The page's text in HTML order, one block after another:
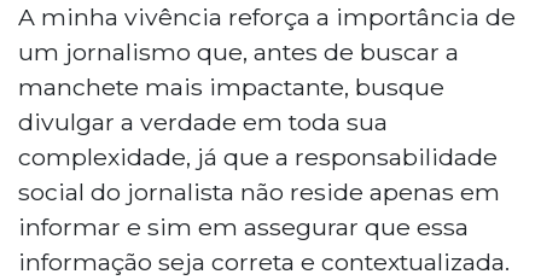
A minha vivência reforça a importância de
um jornalismo que, antes de buscar a
manchete mais impactante, busque
divulgar a verdade em toda sua
complexidade, já que a responsabilidade
social do jornalista não reside apenas em
informar e sim em assegurar que essa
informação seja correta e contextualizada.